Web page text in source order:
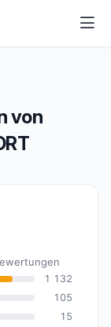
von
9,7
1 132
105
15